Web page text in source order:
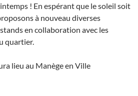
! En espérant que le soleil soit
à nouveau diverses
en collaboration avec les
quartier.
lieu au Manège en Ville